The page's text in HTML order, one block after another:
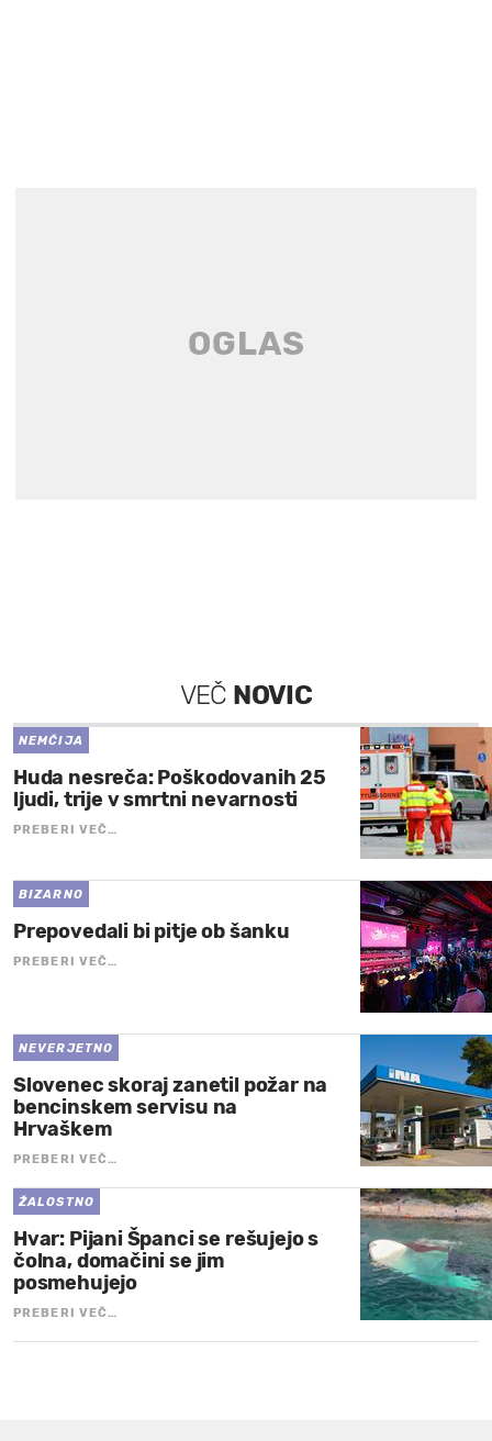
VEČ NOVIC
NEMČIJA
Huda nesreča: Poškodovanih 25
ljudi, trije v smrtni nevarnosti
PREBERI VEČ…
BIZARNO
Prepovedali bi pitje ob šanku
PREBERI VEČ…
NEVERJETNO
Slovenec skoraj zanetil požar na
bencinskem servisu na
Hrvaškem
PREBERI VEČ…
ŽALOSTNO
Hvar: Pijani Španci se rešujejo s
čolna, domačini se jim
posmehujejo
PREBERI VEČ…